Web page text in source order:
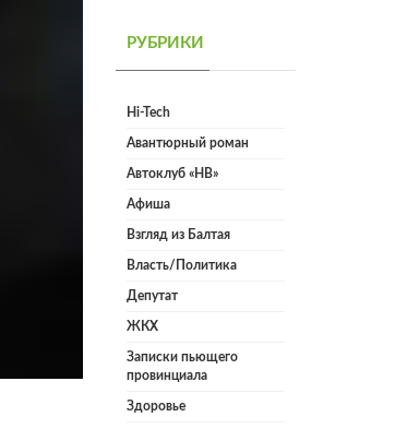
РУБРИКИ
Hi-Tech
Авантюрный роман
Автоклуб «НВ»
Афиша
Взгляд из Балтая
Власть/Политика
Депутат
ЖКХ
Записки пьющего
провинциала
Здоровье